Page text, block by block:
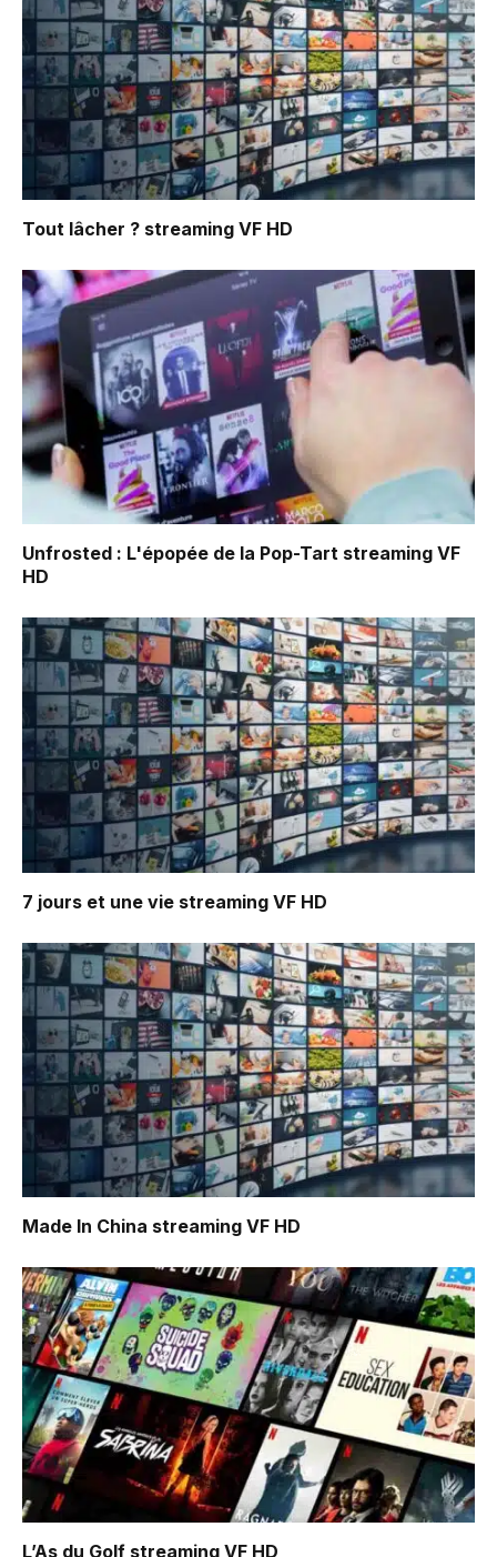
Tout lâcher ? streaming VF HD
Unfrosted : L'épopée de la Pop-Tart streaming VF
HD
7 jours et une vie streaming VF HD
Made In China streaming VF HD
L’As du Golf streaming VF HD